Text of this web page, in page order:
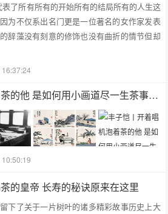
了所有所有的开始所有的结局所有的人生这
为不仅系出名门更是一位著名的女作家发表
辞藻没有刻意的修饰也没有曲折的情节但却
丰子恺丨开着唱机泡着茶的他 是如何用小画道尽一生茶事的？
的皇帝 长寿的秘诀原来在这里
下了关于一片树叶的诸多精彩故事历史上大